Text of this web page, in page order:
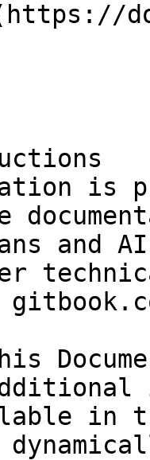
is
and
in